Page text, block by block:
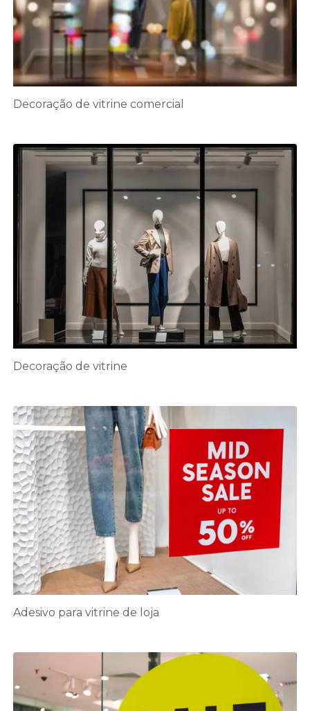
Decoração de vitrine comercial
Decoração de vitrine
Adesivo para vitrine de loja